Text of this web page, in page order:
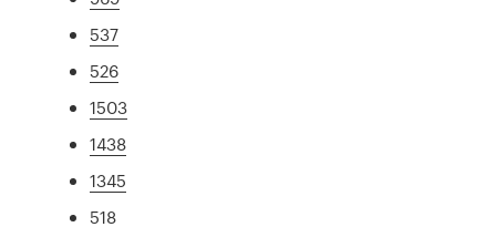
537
526
1503
1438
1345
518